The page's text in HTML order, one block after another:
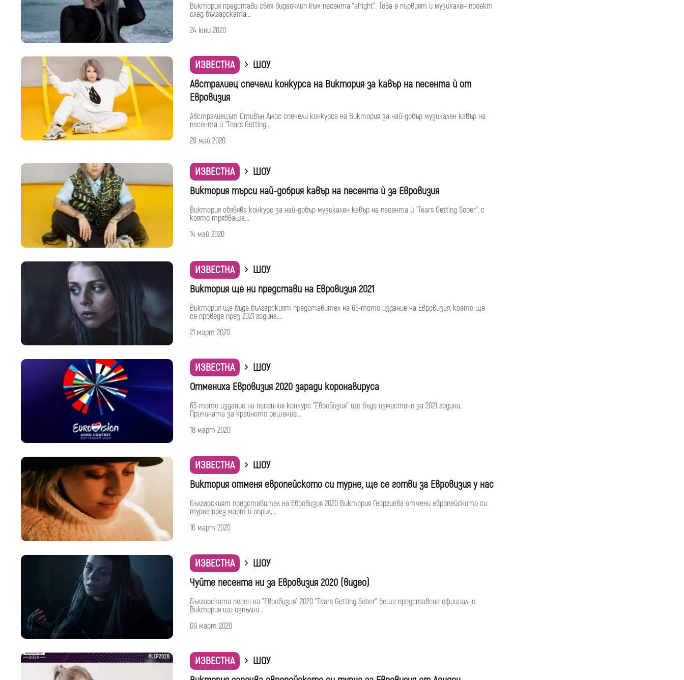
Виктория представи своя видеоклип към песента "alright". Това е първият ѝ музикален проект
след българската...
24 юни 2020
ИЗВЕСТНА
ШОУ
Австралиец спечели конкурса на Виктория за кавър на песента ѝ от
Евровизия
Австралиецът Стивън Амос спечели конкурса на Виктория за най-добър музикален кавър на
песента ѝ "Tears Getting...
28 май 2020
ИЗВЕСТНА
ШОУ
Виктория търси най-добрия кавър на песента ѝ за Евровизия
Виктория обявява конкурс за най-добър музикален кавър на песента ѝ "Tears Getting Sober", с
която трябваше...
14 май 2020
ИЗВЕСТНА
ШОУ
Виктория ще ни представи на Евровизия 2021
Виктория ще бъде българският представител на 65-тото издание на Евровизия, което ще
се проведе през 2021 година....
21 март 2020
ИЗВЕСТНА
ШОУ
Отмениха Евровизия 2020 заради коронавируса
65-тото издание на песенния конкурс "Евровизия" ще бъде изместено за 2021 година.
Причината за крайното решение...
18 март 2020
ИЗВЕСТНА
ШОУ
Виктория отменя европейското си турне, ще се готви за Евровизия у нас
Българският представител на Евровизия 2020 Виктория Георгиева отмени европейското си
турне през март и април....
16 март 2020
ИЗВЕСТНА
ШОУ
Чуйте песента ни за Евровизия 2020 (видео)
Българската песен на "Евровизия" 2020 "Tears Getting Sober" беше представена официално.
Виктория ще изпълни...
09 март 2020
ИЗВЕСТНА
ШОУ